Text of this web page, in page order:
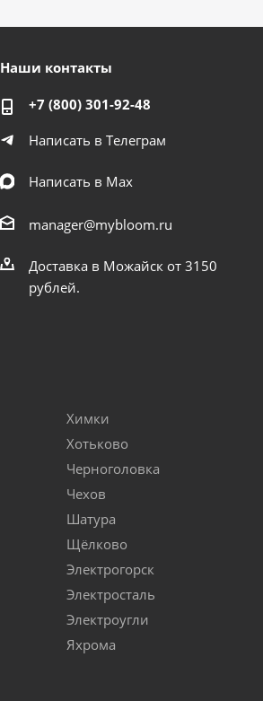
Наши контакты
+7 (800) 301-92-48
Написать в Телеграм
Написать в Мах
manager@mybloom.ru
Доставка в Можайск от 3150
рублей.
Химки
Хотьково
Черноголовка
Чехов
Шатура
Щёлково
Электрогорск
Электросталь
Электроугли
Яхрома